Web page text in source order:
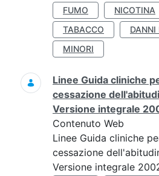
FUMO NICOTINA
TABACCO
DANNI
MINORI
Linee Guida cliniche
cessazione
Versione integrale
Contenuto Web
Linee Guida cliniche
cessazione
Versione integrale